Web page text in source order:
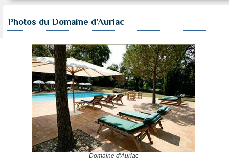
Photos du Domaine d'Auriac
Domaine d'Auriac